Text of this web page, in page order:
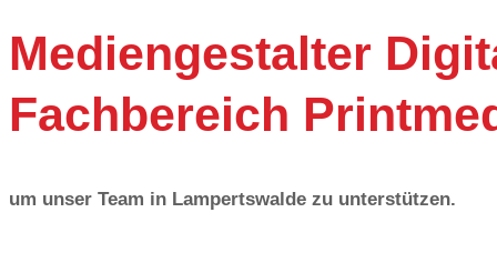
Mediengestalter
Fachbereich
um unser Team in Lampertswalde zu unterstützen.